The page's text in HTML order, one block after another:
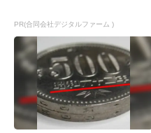
PR(合同会社デジタルファーム )